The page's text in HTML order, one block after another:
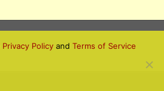
Privacy Policyand Terms of Service